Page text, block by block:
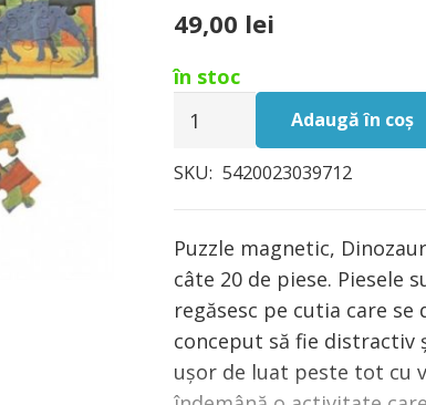
49,00 lei
în stoc
Puzzle
magnetic
Dinozauri
Adaugă în coș
SKU: 5420023039712
Puzzle magnetic,
câte 20 de piese. Piesele
regăsesc pe cutia care se
conceput să fie distractiv
ușor de luat peste tot cu